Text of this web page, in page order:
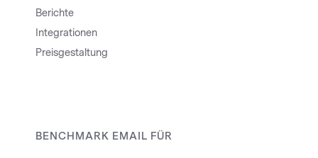
Berichte
Integrationen
Preisgestaltung
BENCHMARK EMAIL FÜR